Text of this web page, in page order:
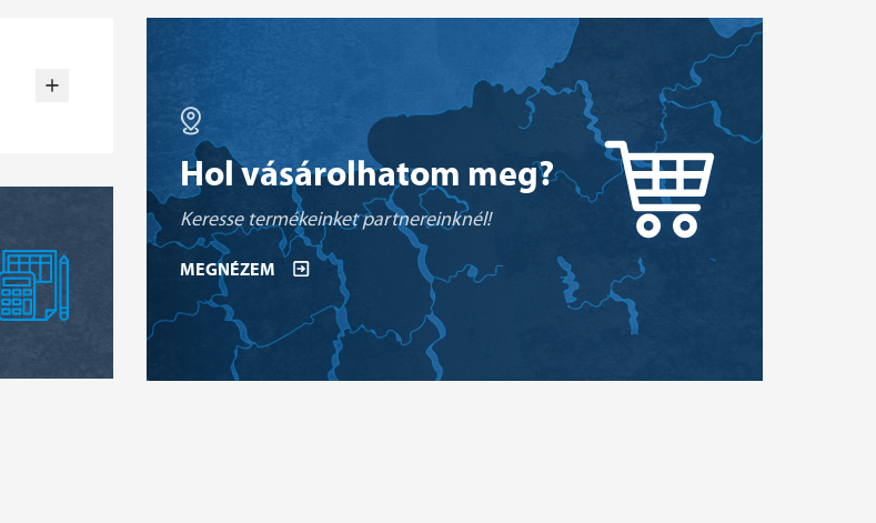
Hol vásárolhatom meg?
Keresse termékeinket partnereinknél!
MEGNÉZEM